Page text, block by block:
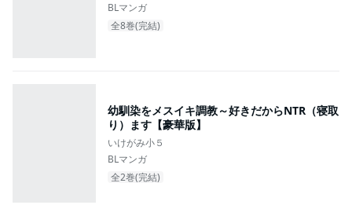
BLマンガ
全8巻(完結)
幼馴染をメスイキ調教～好きだからNTR（寝取
り）ます【豪華版】
いけがみ小５
BLマンガ
全2巻(完結)